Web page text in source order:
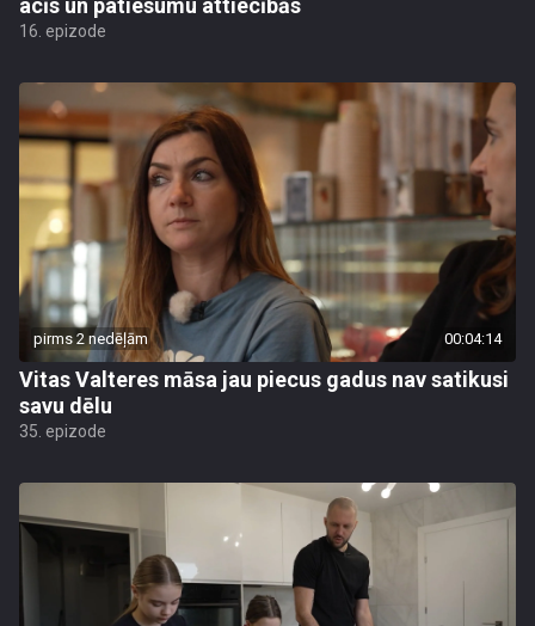
acīs un patiesumu attiecībās
16. epizode
pirms 2 nedēļām 00:04:14
Vitas Valteres māsa jau piecus gadus nav satikusi
savu dēlu
35. epizode